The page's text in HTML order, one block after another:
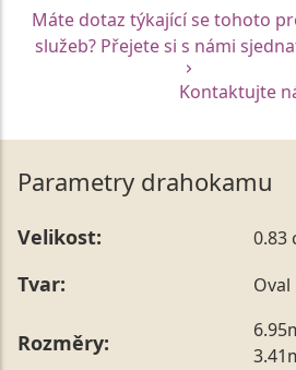
Máte dotaz týkající se tohoto
služeb? Přejete si s námi
Kontaktujte
Parametry drahokamu
Velikost: 0.83
Tvar:
Rozměry: